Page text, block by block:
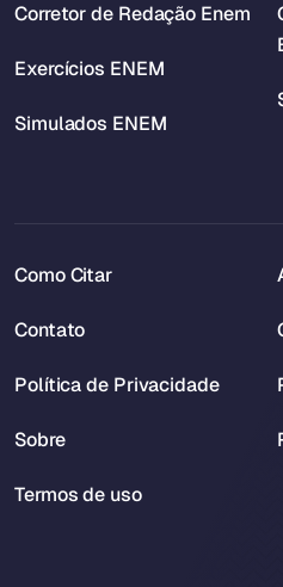
Corretor de Redação Enem
Exercícios ENEM
Simulados ENEM
Como Citar
Contato
Política de Privacidade
Sobre
Termos de uso